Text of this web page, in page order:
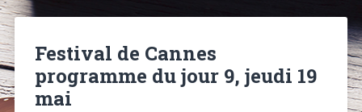
Festival de Cannes
programme du jour 9, jeudi 19
mai